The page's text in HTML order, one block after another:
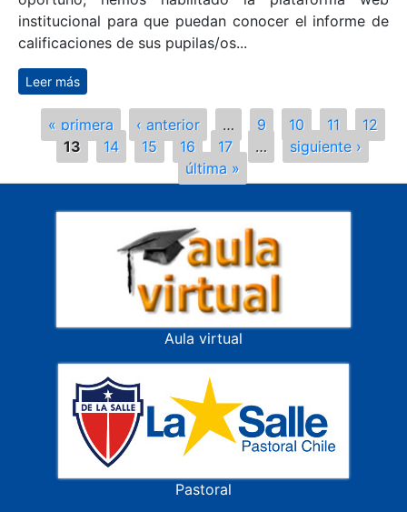
Estimados padres y apoderados, Junto con
saludar y esperando que se encuentren bien,
cumplimiento a nuestro reglamento de evaluación y
calificaciones que sea asequible, adecuado y
oportuno, hemos habilitado la plataforma web
institucional para que puedan conocer el informe de
calificaciones de sus pupilas/os...
sobre Circular N° 13 Ingreso a Plataforma
‹ anterior … 9
15 16 17 …
última »
Aula virtual